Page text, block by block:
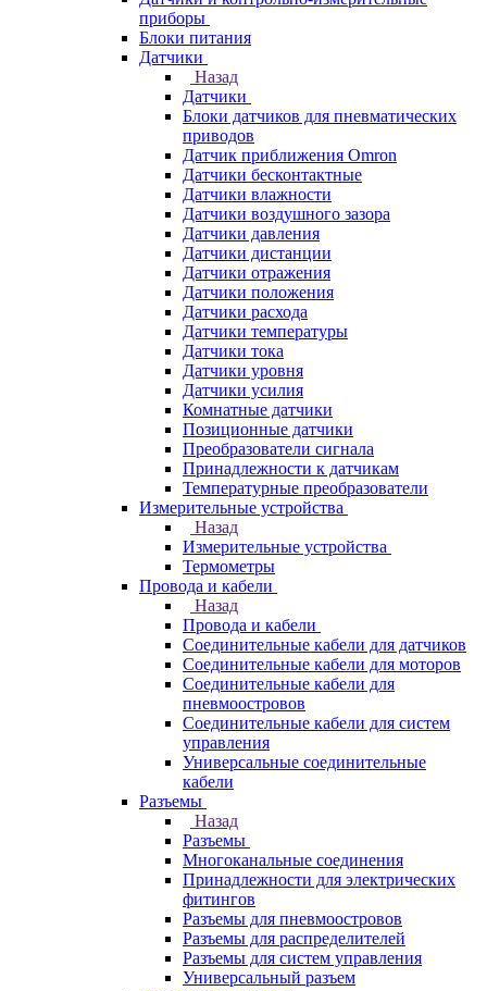
приборы
Блоки питания
Датчики
Назад
Датчики
Блоки датчиков для пневматических
приводов
Датчик приближения Omron
Датчики бесконтактные
Датчики влажности
Датчики воздушного зазора
Датчики давления
Датчики дистанции
Датчики отражения
Датчики положения
Датчики расхода
Датчики температуры
Датчики тока
Датчики уровня
Датчики усилия
Комнатные датчики
Позиционные датчики
Преобразователи сигнала
Принадлежности к датчикам
Температурные преобразователи
Измерительные устройства
Назад
Измерительные устройства
Термометры
Провода и кабели
Назад
Провода и кабели
Соединительные кабели для датчиков
Соединительные кабели для моторов
Соединительные кабели для
пневмоостровов
Соединительные кабели для систем
управления
Универсальные соединительные
кабели
Разъемы
Назад
Разъемы
Многоканальные соединения
Принадлежности для электрических
фитингов
Разъемы для пневмоостровов
Разъемы для распределителей
Разъемы для систем управления
Универсальный разъем